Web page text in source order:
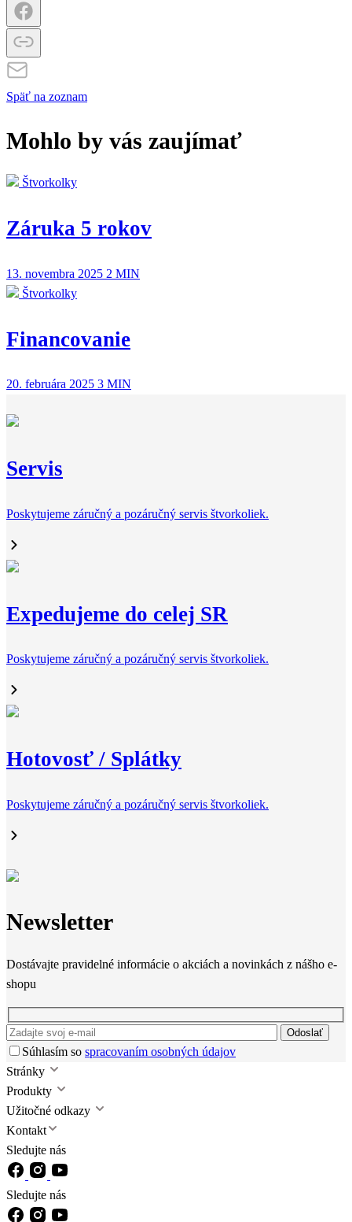
Späť na zoznam
Mohlo by vás zaujímať
Štvorkolky
Záruka 5 rokov
13. novembra 2025 2 MIN
Štvorkolky
Financovanie
20. februára 2025 3 MIN
Servis
Poskytujeme záručný a pozáručný servis štvorkoliek.
Expedujeme do celej SR
Poskytujeme záručný a pozáručný servis štvorkoliek.
Hotovosť / Splátky
Poskytujeme záručný a pozáručný servis štvorkoliek.
Newsletter
Dostávajte pravidelné informácie o akciách a novinkách z nášho e-
shopu
Odoslať
Súhlasím so spracovaním osobných údajov
Stránky
Produkty
Užitočné odkazy
Kontakt
Sledujte nás
Sledujte nás